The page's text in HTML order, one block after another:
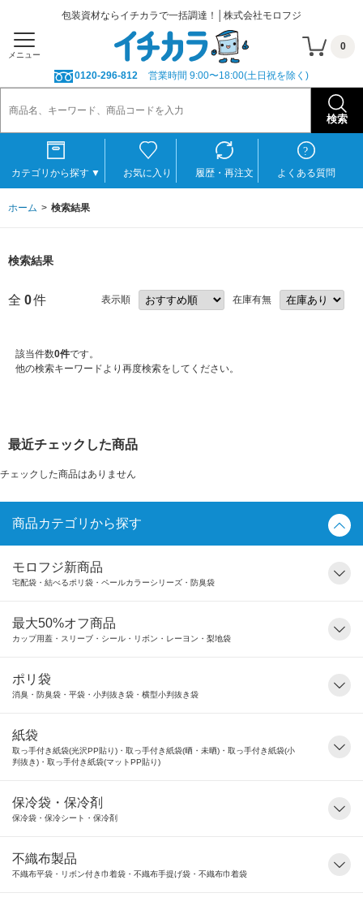
包装資材ならイチカラで一括調達！│株式会社モロフジ
メニュー
0
0120-296-812 営業時間 9:00〜18:00(土日祝を除く)
カテゴリから探す ▼ お気に入り 履歴・再注文 よくある質問
ホーム 検索結果
検索結果
全 0件 表示順 在庫有無
該当件数0件です。
他の検索キーワードより再度検索をしてください。
最近チェックした商品
チェックした商品はありません
商品カテゴリから探す
モロフジ新商品
宅配袋・結べるポリ袋・ペールカラーシリーズ・防臭袋
最大50%オフ商品
カップ用蓋・スリーブ・シール・リボン・レーヨン・梨地袋
ポリ袋
消臭・防臭袋・平袋・小判抜き袋・横型小判抜き袋
紙袋
取っ手付き紙袋(光沢PP貼り)・取っ手付き紙袋(晒・未晒)・取っ手付き紙袋(小
判抜き)・取っ手付き紙袋(マットPP貼り)
保冷袋・保冷剤
保冷袋・保冷シート・保冷剤
不織布製品
不織布平袋・リボン付き巾着袋・不織布手提げ袋・不織布巾着袋